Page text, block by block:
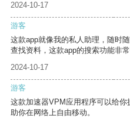
2024-10-17
游客
这款app就像我的私人助理，随时
查找资料，这款app的搜索功能非
2024-10-17
游客
这款加速器VPM应用程序可以给
助你在网络上自由移动。